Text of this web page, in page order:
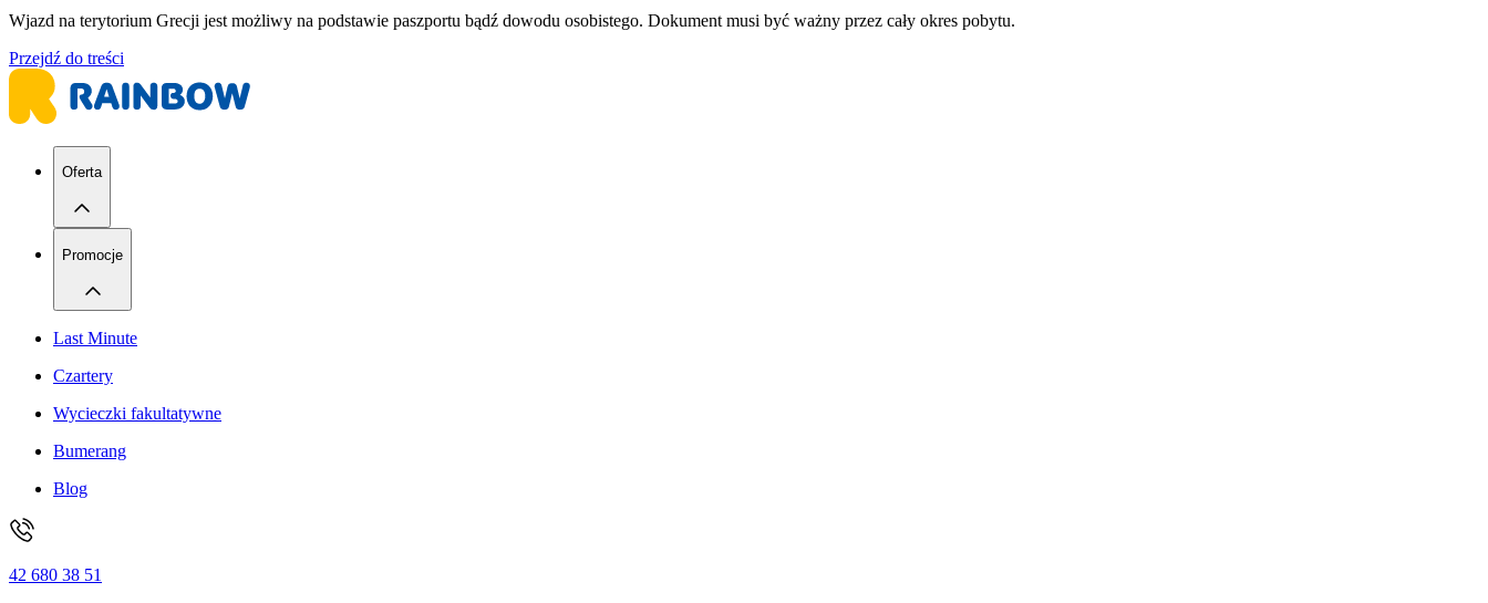
Wjazd na terytorium Grecji jest możliwy na podstawie paszportu bądź dowodu osobistego. Dokument musi być ważny przez cały okres pobytu.
Przejdź do treści
Oferta
Promocje
Last Minute
Czartery
Wycieczki fakultatywne
Bumerang
Blog
42 680 38 51